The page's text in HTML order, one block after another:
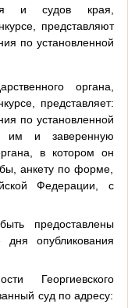
и судов края,
представляют
по установленной
органа,
представляет:
по установленной
им и заверенную
в котором он
анкету по форме,
Федерации, с
предоставлены
опубликования
Георгиевского
суд по адресу: